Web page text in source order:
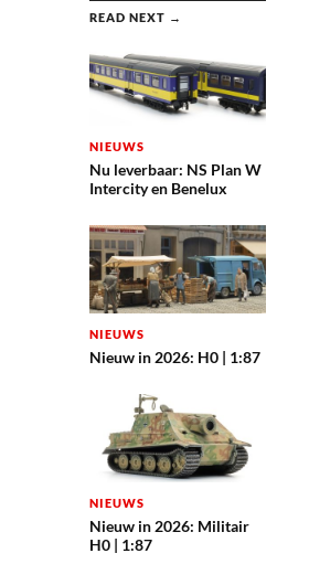
READ NEXT →
NIEUWS
Nu leverbaar: NS Plan W
Intercity en Benelux
NIEUWS
Nieuw in 2026: H0 | 1:87
NIEUWS
Nieuw in 2026: Militair
H0 | 1:87